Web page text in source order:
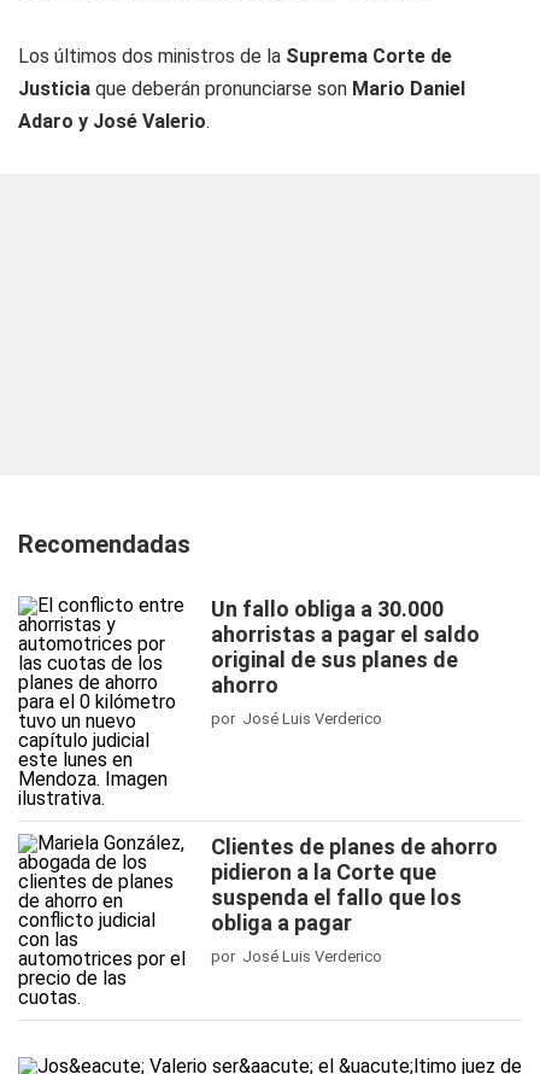
Los últimos dos ministros de la Suprema Corte de
Justicia que deberán pronunciarse son Mario Daniel
Adaro y José Valerio.
Recomendadas
Un fallo obliga a 30.000
ahorristas a pagar el saldo
original de sus planes de
ahorro
por José Luis Verderico
Clientes de planes de ahorro
pidieron a la Corte que
suspenda el fallo que los
obliga a pagar
por José Luis Verderico